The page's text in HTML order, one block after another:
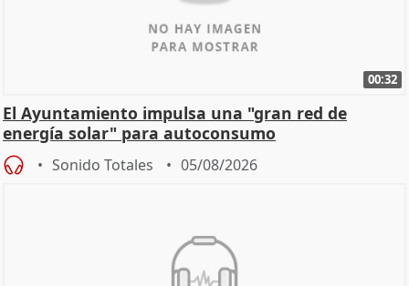
00:32
El Ayuntamiento impulsa una "gran red de
energía solar" para autoconsumo
Sonido Totales 05/08/2026